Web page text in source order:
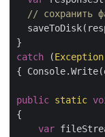
// сохранить
catch (Exception
{
public static
{
var